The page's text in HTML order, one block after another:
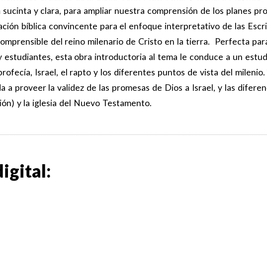
sucinta y clara, para ampliar nuestra comprensión de los planes
bíblica convincente para el enfoque interpretativo de las
del reino milenario de Cristo en la tierra. Perfecta
estudiantes, esta obra introductoria al tema le conduce a un
Israel, el rapto y los diferentes puntos de vista del milenio.
a proveer la validez de las promesas de Dios a Israel, y las
y la iglesia del Nuevo Testamento.